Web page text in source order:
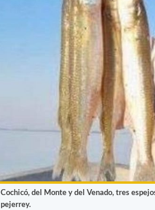
Cochicó, del Monte y del Venado, tres
pejerrey.